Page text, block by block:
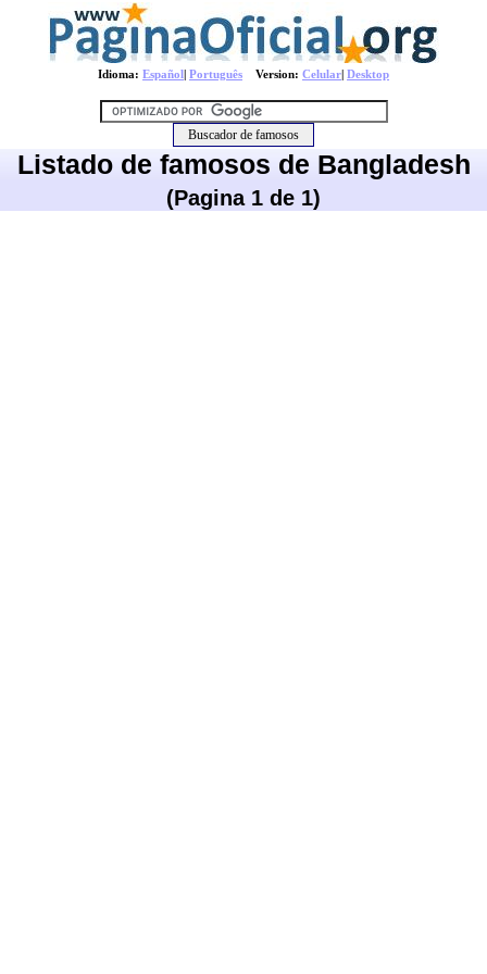
Idioma: Español| Português Version: Celular| Desktop
Listado de famosos de Bangladesh
(Pagina 1 de 1)